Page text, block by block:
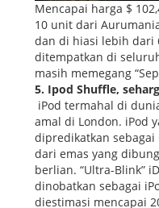
Mencapai harga $
10 unit dari
dan di hiasi lebih dari
ditempatkan di
masih memegang
5. Ipod Shuffle,
iPod termahal di
amal di London. iPod
dipredikatkan
dari emas yang
berlian. “Ultra-Blink”
dinobatkan sebagai
diestimasi mencapai